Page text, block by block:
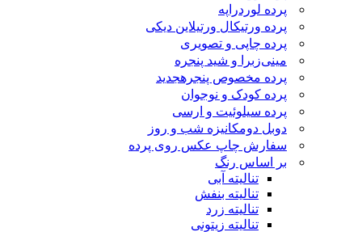
پرده لوردراپه
پرده ورتیکال ورتیلاین دیکی
پرده چاپی و تصویری
مینی‌زبرا و شید پنجره
پرده مخصوص پنجرهجدید
پرده کودک و نوجوان
پرده سیلوئیت و ارسی
دوبل دومکانیزه شب و روز
سفارش چاپ عکس روی پرده
بر اساس رنگ
تنالیته آبی
تنالیته بنفش
تنالیته زرد
تنالیته زیتونی